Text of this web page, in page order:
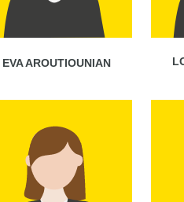
EVA AROUTIOUNIAN